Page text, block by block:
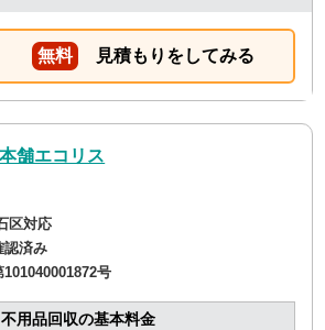
無料 見積もりをしてみる
舗エコリス
区対応
認済み
101040001872号
不用品回収の基本料金